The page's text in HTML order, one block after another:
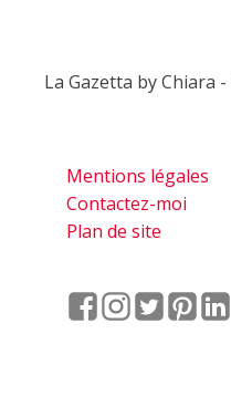
La Gazetta by Chiara
Mentions légales
Contactez-moi
Plan de site